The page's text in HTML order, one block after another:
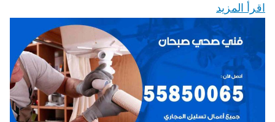
اقرأ المزيد